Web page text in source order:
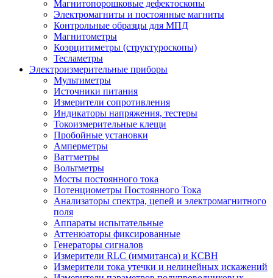
Магнитопорошковые дефектоскопы
Электромагниты и постоянные магниты
Контрольные образцы для МПД
Магнитометры
Коэрцитиметры (структуроскопы)
Тесламетры
Электроизмерительные приборы
Мультиметры
Источники питания
Измерители сопротивления
Индикаторы напряжения, тестеры
Токоизмерительные клещи
Пробойные установки
Амперметры
Ваттметры
Вольтметры
Мосты постоянного тока
Потенциометры Постоянного Тока
Анализаторы спектра, цепей и электромагнитного
поля
Аппараты испытательные
Аттенюаторы фиксированные
Генераторы сигналов
Измерители RLC (иммитанса) и КСВН
Измерители тока утечки и нелинейных искажений